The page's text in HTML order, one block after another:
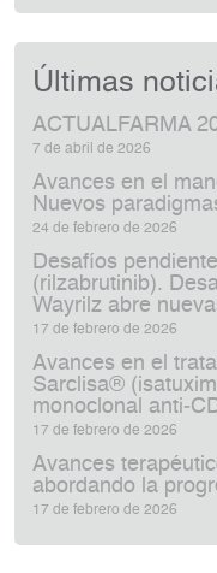
Últimas
ACTUALFARMA
7 de abril de 2026
Avances en el
Nuevos
24 de febrero de 2026
Desafíos
(rilzabrutinib).
Wayrilz abre
17 de febrero de 2026
Avances en el
Sarclisa®
monoclonal
17 de febrero de 2026
Avances
abordando la
17 de febrero de 2026